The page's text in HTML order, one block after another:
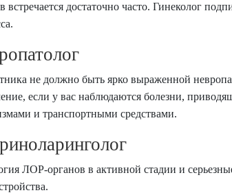
встречается достаточно часто. Гинеколог
не должно быть ярко выраженной
если у вас наблюдаются болезни,
и транспортными средствами.
ЛОР-органов в активной стадии и